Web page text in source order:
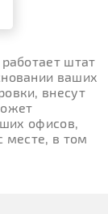
штат
ваших
внесут
офисов,
месте, в том